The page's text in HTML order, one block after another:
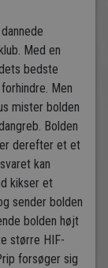
Med en
bedste
Men
mister bolden
Bolden
derefter et et
kan
kikser et
sender bolden
bolden højt
større HIF-
forsøger sig